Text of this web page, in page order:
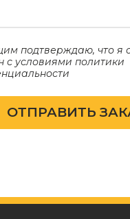
подтверждаю, что я
с условиями политики
ОТПРАВИТЬ